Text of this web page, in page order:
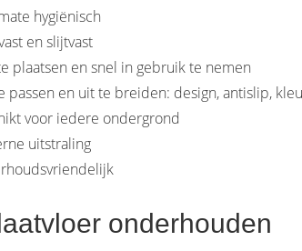
hygiënisch
en slijtvast
plaatsen en snel in gebruik te nemen
passen en uit te breiden: design, antislip,
voor iedere ondergrond
uitstraling
onderhouden